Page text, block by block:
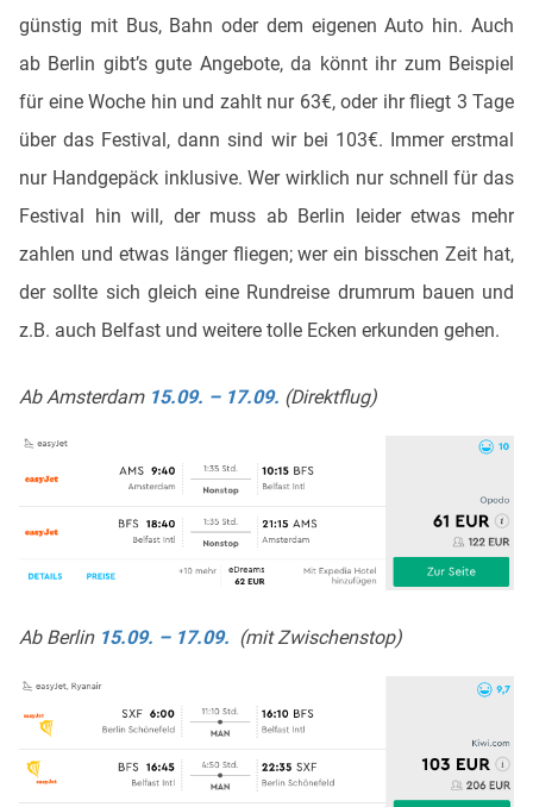
günstig mit Bus, Bahn oder dem eigenen Auto hin. Auch
ab Berlin gibt’s gute Angebote, da könnt ihr zum Beispiel
für eine Woche hin und zahlt nur 63€, oder ihr fliegt 3 Tage
über das Festival, dann sind wir bei 103€. Immer erstmal
nur Handgepäck inklusive. Wer wirklich nur schnell für das
Festival hin will, der muss ab Berlin leider etwas mehr
zahlen und etwas länger fliegen; wer ein bisschen Zeit hat,
der sollte sich gleich eine Rundreise drumrum bauen und
z.B. auch Belfast und weitere tolle Ecken erkunden gehen.
Ab Amsterdam 15.09. – 17.09. (Direktflug)
Ab Berlin 15.09. – 17.09. (mit Zwischenstop)